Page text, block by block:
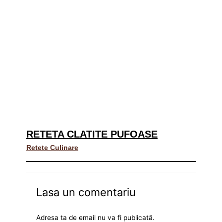
RETETA CLATITE PUFOASE
Retete Culinare
Lasa un comentariu
Adresa ta de email nu va fi publicată.